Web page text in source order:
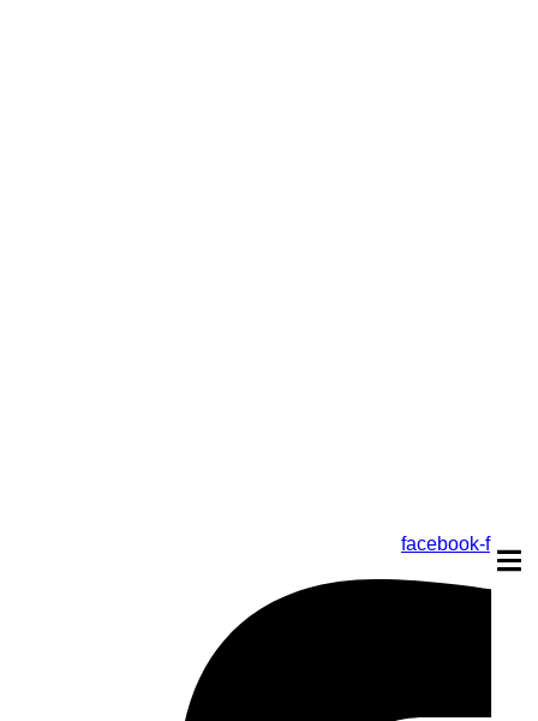
facebook-f